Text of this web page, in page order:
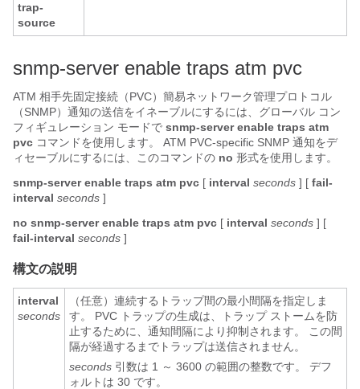
trap-
source
snmp-server enable traps atm pvc
ATM 相手先固定接続（PVC）簡易ネットワーク管理プロトコル
（SNMP）通知の送信をイネーブルにするには、グローバル コン
フィギュレーション モードで snmp-server enable traps atm
pvc コマンドを使用します。 ATM PVC-specific SNMP 通知をデ
ィセーブルにするには、このコマンドの no 形式を使用します。
snmp-server enable traps atm pvc [ interval seconds ] [ fail-
interval seconds ]
no snmp-server enable traps atm pvc [ interval seconds ] [
fail-interval seconds ]
構文の説明
interval
seconds
（任意）連続するトラップ間の最小間隔を指定しま
す。 PVC トラップの生成は、トラップ ストームを防
止するために、通知間隔により抑制されます。 この間
隔が経過するまでトラップは送信されません。
seconds 引数は 1 ～ 3600 の範囲の整数です。 デフ
ォルトは 30 です。